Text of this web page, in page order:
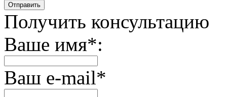
Получить консультацию
Ваше имя*:
Ваш e-mail*